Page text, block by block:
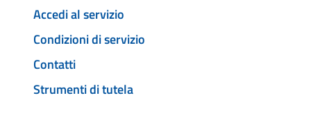
Accedi al servizio
Condizioni di servizio
Contatti
Strumenti di tutela